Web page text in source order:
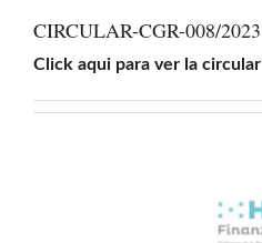
CIRCULAR-CGR-008/2023
Click aqui para ver la circular